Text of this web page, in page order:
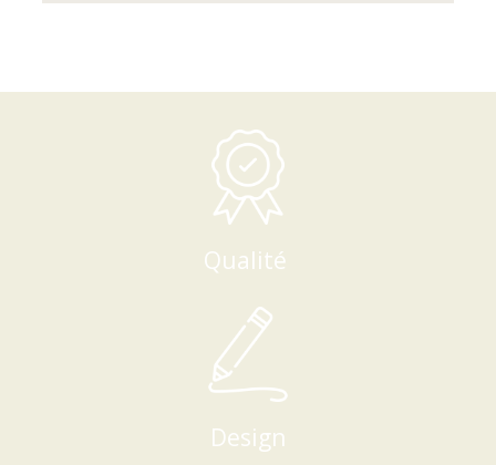
Qualité
Design